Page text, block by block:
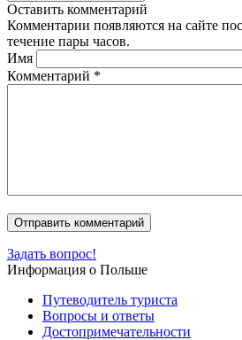
Оставить комментарий
Комментарии появляются на сайте
течение пары часов.
Имя
Комментарий *
Задать вопрос!
Информация о Польше
Путеводитель туриста
Вопросы и ответы
Достопримечательности